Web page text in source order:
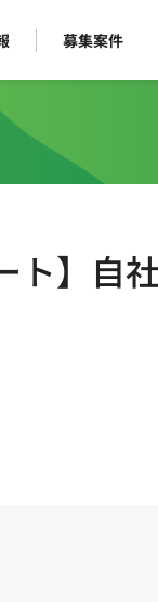
募集案件
ト】自